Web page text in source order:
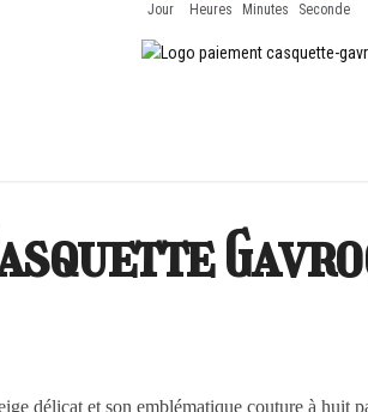
Jour Heures Minutes Seconde
délicat et son emblématique couture à huit